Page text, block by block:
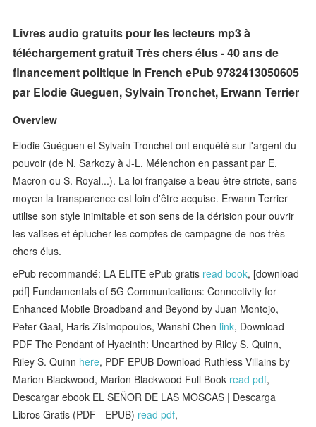
Livres audio gratuits pour les lecteurs mp3 à
téléchargement gratuit Très chers élus - 40 ans de
financement politique in French ePub 9782413050605
par Elodie Gueguen, Sylvain Tronchet, Erwann Terrier
Overview
Elodie Guéguen et Sylvain Tronchet ont enquêté sur l'argent du
pouvoir (de N. Sarkozy à J-L. Mélenchon en passant par E.
Macron ou S. Royal...). La loi française a beau être stricte, sans
moyen la transparence est loin d'être acquise. Erwann Terrier
utilise son style inimitable et son sens de la dérision pour ouvrir
les valises et éplucher les comptes de campagne de nos très
chers élus.
ePub recommandé: LA ELITE ePub gratis read book, [download
pdf] Fundamentals of 5G Communications: Connectivity for
Enhanced Mobile Broadband and Beyond by Juan Montojo,
Peter Gaal, Haris Zisimopoulos, Wanshi Chen link, Download
PDF The Pendant of Hyacinth: Unearthed by Riley S. Quinn,
Riley S. Quinn here, PDF EPUB Download Ruthless Villains by
Marion Blackwood, Marion Blackwood Full Book read pdf,
Descargar ebook EL SEÑOR DE LAS MOSCAS | Descarga
Libros Gratis (PDF - EPUB) read pdf,